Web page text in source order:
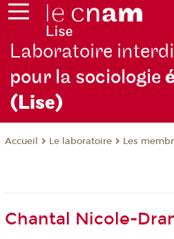
Laboratoire
pour la sociologie
(Lise)
Accueil Le laboratoire Les
Chantal Nicole-